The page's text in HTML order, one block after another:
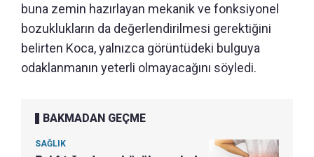
buna zemin hazırlayan mekanik ve fonksiyonel
bozuklukların da değerlendirilmesi gerektiğini
belirten Koca, yalnızca görüntüdeki bulguya
odaklanmanın yeterli olmayacağını söyledi.
BAKMADAN GEÇME
SAĞLIK